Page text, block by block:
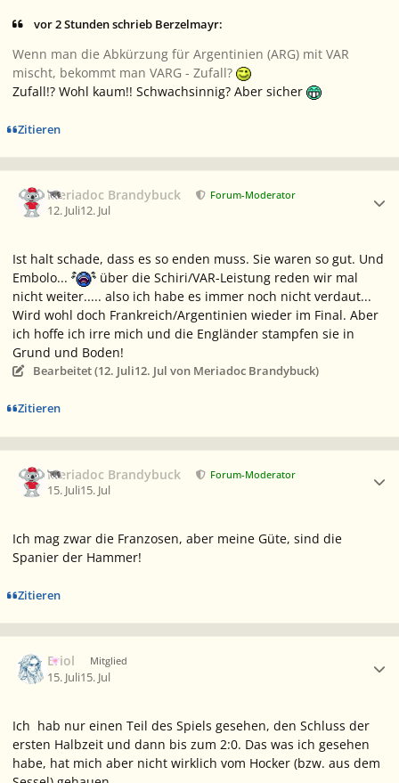
vor 2 Stunden schrieb Berzelmayr:
Wenn man die Abkürzung für Argentinien (ARG) mit VAR
mischt, bekommt man VARG - Zufall?
Zufall!? Wohl kaum!! Schwachsinnig? Aber sicher
Zitieren
Meriadoc Brandybuck Forum-Moderator
12. Juli12. Jul
Ist halt schade, dass es so enden muss. Sie waren so gut. Und
Embolo...
über die Schiri/VAR-Leistung reden wir mal
nicht weiter..... also ich habe es immer noch nicht verdaut...
Wird wohl doch Frankreich/Argentinien wieder im Final. Aber
ich hoffe ich irre mich und die Engländer stampfen sie in
Grund und Boden!
Bearbeitet (12. Juli12. Jul von Meriadoc Brandybuck)
Zitieren
Meriadoc Brandybuck Forum-Moderator
15. Juli15. Jul
Ich mag zwar die Franzosen, aber meine Güte, sind die
Spanier der Hammer!
Zitieren
Eriol Mitglied
15. Juli15. Jul
Ich hab nur einen Teil des Spiels gesehen, den Schluss der
ersten Halbzeit und dann bis zum 2:0. Das was ich gesehen
habe, hat mich aber nicht wirklich vom Hocker (bzw. aus dem